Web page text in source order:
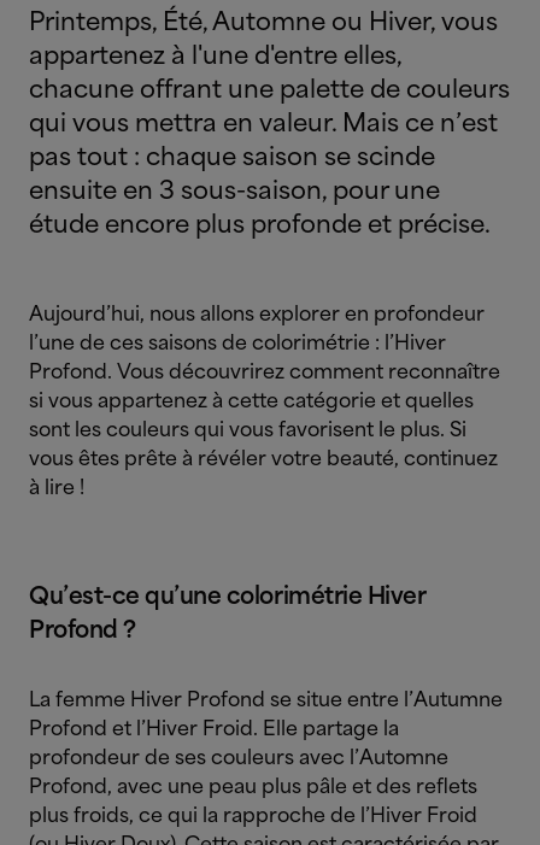
Printemps, Été, Automne ou Hiver, vous
appartenez à l'une d'entre elles,
chacune offrant une palette de couleurs
qui vous mettra en valeur. Mais ce n’est
pas tout : chaque saison se scinde
ensuite en 3 sous-saison, pour une
étude encore plus profonde et précise.
Aujourd’hui, nous allons explorer en profondeur
l’une de ces saisons de colorimétrie : l’Hiver
Profond. Vous découvrirez comment reconnaître
si vous appartenez à cette catégorie et quelles
sont les couleurs qui vous favorisent le plus. Si
vous êtes prête à révéler votre beauté, continuez
à lire !
Qu’est-ce qu’une colorimétrie Hiver
Profond ?
La femme Hiver Profond se situe entre l’Autumne
Profond et l’Hiver Froid. Elle partage la
profondeur de ses couleurs avec l’Automne
Profond, avec une peau plus pâle et des reflets
plus froids, ce qui la rapproche de l’Hiver Froid